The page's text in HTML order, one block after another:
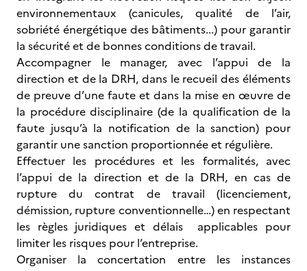
environnementaux (canicules, qualité de l’air,
sobriété énergétique des bâtiments...) pour garantir
la sécurité et de bonnes conditions de travail.
Accompagner le manager, avec l’appui de la
direction et de la DRH, dans le recueil des éléments
de preuve d’une faute et dans la mise en œuvre de
la procédure disciplinaire (de la qualification de la
faute jusqu’à la notification de la sanction) pour
garantir une sanction proportionnée et régulière.
Effectuer les procédures et les formalités, avec
l’appui de la direction et de la DRH, en cas de
rupture du contrat de travail (licenciement,
démission, rupture conventionnelle…) en respectant
les règles juridiques et délais applicables pour
limiter les risques pour l’entreprise.
Organiser la concertation entre les instances